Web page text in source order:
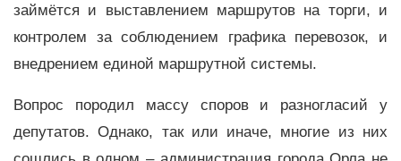
займётся и выставлением маршрутов на торги, и
контролем за соблюдением графика перевозок, и
внедрением единой маршрутной системы.
Вопрос породил массу споров и разногласий у
депутатов. Однако, так или иначе, многие из них